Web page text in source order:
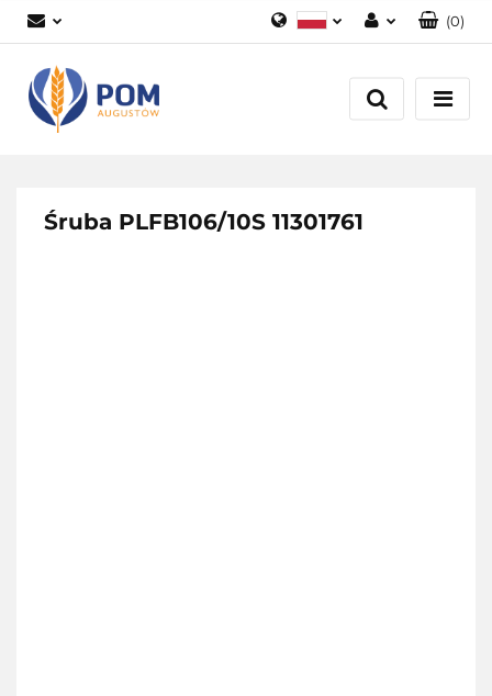
Zaloguj się
Załóż konto
(0)
Śruba PLFB106/10S 11301761